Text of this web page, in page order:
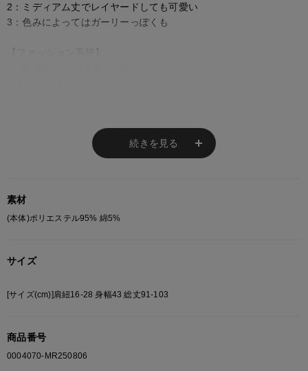
2：ミディアム丈でレイヤードしても可愛い
3：色みによってはガーリーっぽくも
【NEO(ネオ)森ガール】とは
【NEO森ガール】は「森ガール」スタイルを進化させたもので、
「バレエコア」「ギークシック」などのトレンドを加え、
NEO森ガールのコーデのポイント！
薄手のワンピースにニットベストを重ねたり、
自然の中でリラックスできる要素を残しつつ、
都会的なセンスやエシカルな意識を取り入れることで、
続きを見る
素材
(本体)ポリエステル95% 綿5%
サイズ
[サイズ(cm)]肩紐16-28 身幅43 総丈91-103
商品番号
0004070-MR250806